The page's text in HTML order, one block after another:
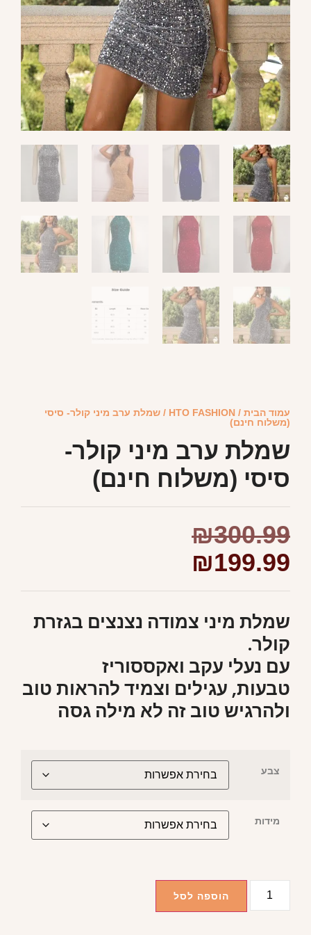
עמוד הבית /
HTO FASHION / שמלת ערב מיני קולר- סיסי
(משלוח חינם)
שמלת ערב מיני קולר-
סיסי (משלוח חינם)
₪300.99
₪199.99
שמלת מיני צמודה נצנצים בגזרת
קולר.
עם נעלי עקב ואקססוריז
טבעות, עגילים וצמיד להראות טוב
ולהרגיש טוב זה לא מילה גסה
צבע
מידות
הוספה לסל